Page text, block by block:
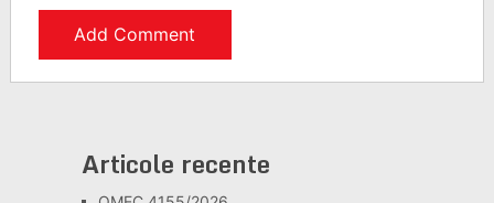
Articole recente